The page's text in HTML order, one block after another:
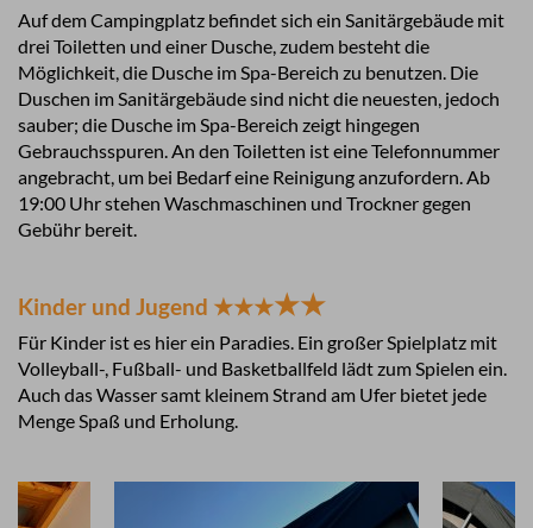
Auf dem Campingplatz befindet sich ein Sanitärgebäude mit
drei Toiletten und einer Dusche, zudem besteht die
Möglichkeit, die Dusche im Spa-Bereich zu benutzen. Die
Duschen im Sanitärgebäude sind nicht die neuesten, jedoch
sauber; die Dusche im Spa-Bereich zeigt hingegen
Gebrauchsspuren. An den Toiletten ist eine Telefonnummer
angebracht, um bei Bedarf eine Reinigung anzufordern. Ab
19:00 Uhr stehen Waschmaschinen und Trockner gegen
Gebühr bereit.
Kinder und Jugend ★★★★★
Für Kinder ist es hier ein Paradies. Ein großer Spielplatz mit
Volleyball-, Fußball- und Basketballfeld lädt zum Spielen ein.
Auch das Wasser samt kleinem Strand am Ufer bietet jede
Menge Spaß und Erholung.